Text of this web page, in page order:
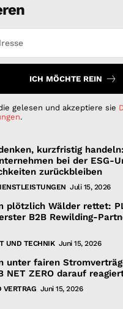
ICH MÖCHTE REIN
gelesen und akzeptiere sie
.
kurzfristig
bei der ESG-
zurückbleiben
Juli 15, 2026
plötzlich Wälder rettet:
B2B Rewilding-
UND TECHNIK Juni 15, 2026
unter fairen
NET ZERO darauf
VERTRAG Juni 15, 2026